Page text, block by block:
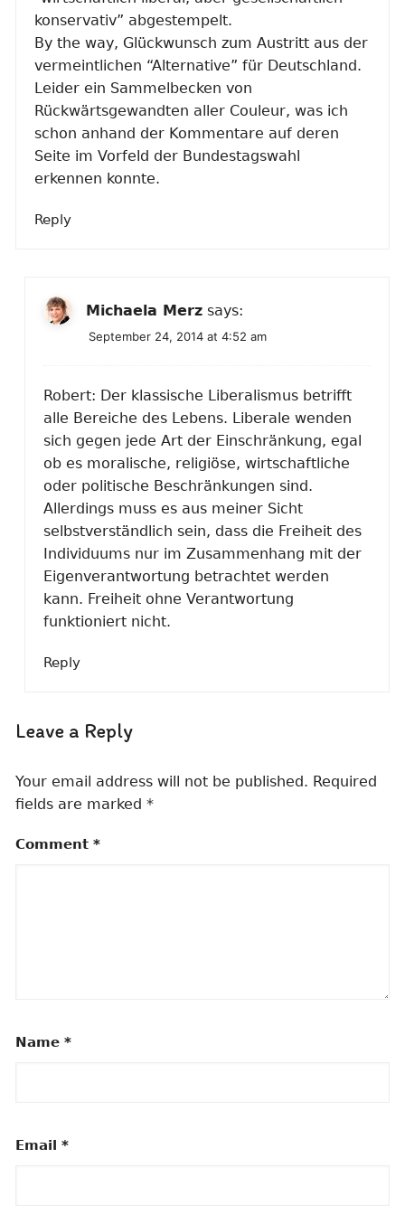
konservativ” abgestempelt.
By the way, Glückwunsch zum Austritt aus der
vermeintlichen “Alternative” für Deutschland.
Leider ein Sammelbecken von
Rückwärtsgewandten aller Couleur, was ich
schon anhand der Kommentare auf deren
Seite im Vorfeld der Bundestagswahl
erkennen konnte.
Reply
Michaela Merz says:
September 24, 2014 at 4:52 am
Robert: Der klassische Liberalismus betrifft
alle Bereiche des Lebens. Liberale wenden
sich gegen jede Art der Einschränkung, egal
ob es moralische, religiöse, wirtschaftliche
oder politische Beschränkungen sind.
Allerdings muss es aus meiner Sicht
selbstverständlich sein, dass die Freiheit des
Individuums nur im Zusammenhang mit der
Eigenverantwortung betrachtet werden
kann. Freiheit ohne Verantwortung
funktioniert nicht.
Reply
Leave a Reply
Your email address will not be published. Required
fields are marked*
Comment*
Name*
Email*